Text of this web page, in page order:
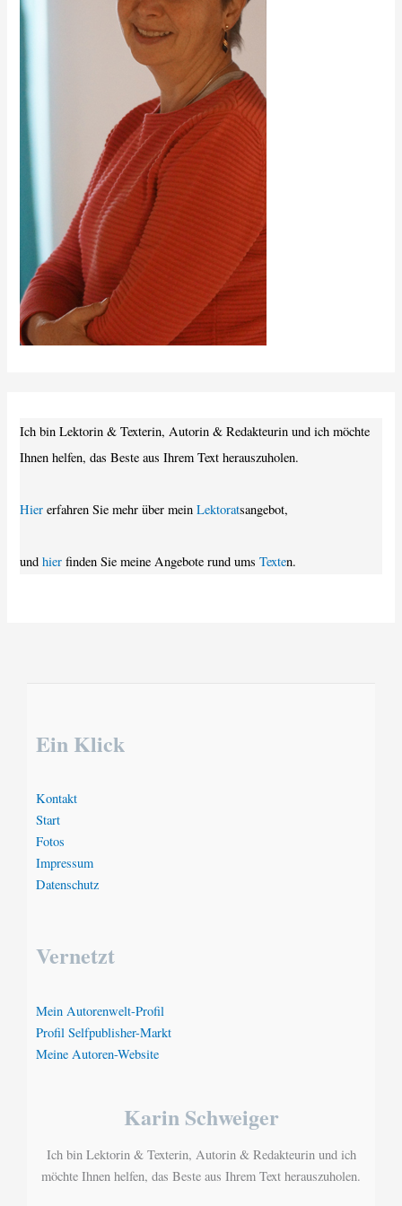
Ich bin Lektorin & Texterin, Autorin & Redakteurin und ich möchte
Ihnen helfen, das Beste aus Ihrem Text herauszuholen.
Hier erfahren Sie mehr über meinLektoratsangebot,
undhier finden Sie meine Angebote rund umsTexten.
Ein Klick
Kontakt
Start
Fotos
Impressum
Datenschutz
Vernetzt
Mein Autorenwelt-Profil
Profil Selfpublisher-Markt
Meine Autoren-Website
Karin Schweiger
Ich bin Lektorin & Texterin, Autorin & Redakteurin und ich
möchte Ihnen helfen, das Beste aus Ihrem Text herauszuholen.